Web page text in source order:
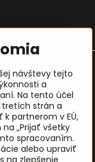
návštevy tejto
a
Na tento účel
strán a
partnerom v EÚ,
„Prijať všetky
spracovaním.
alebo upraviť
na zlepšenie